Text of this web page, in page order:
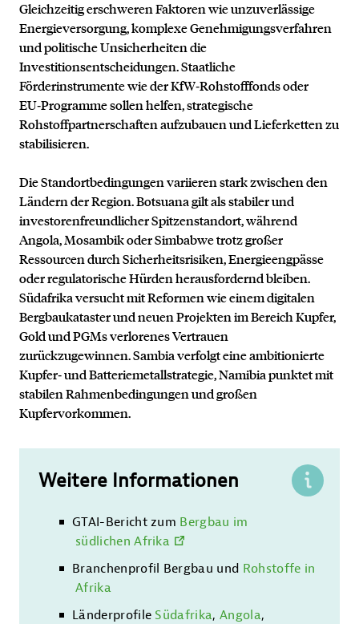
Gleichzeitig erschweren Faktoren wie unzuverlässige
Energieversorgung, komplexe Genehmigungsverfahren
und politische Unsicherheiten die
Investitionsentscheidungen. Staatliche
Förderinstrumente wie der KfW‑Rohstofffonds oder
EU‑Programme sollen helfen, strategische
Rohstoffpartnerschaften aufzubauen und Lieferketten zu
stabilisieren.
Die Standortbedingungen variieren stark zwischen den
Ländern der Region. Botsuana gilt als stabiler und
investorenfreundlicher Spitzenstandort, während
Angola, Mosambik oder Simbabwe trotz großer
Ressourcen durch Sicherheitsrisiken, Energieengpässe
oder regulatorische Hürden herausfordernd bleiben.
Südafrika versucht mit Reformen wie einem digitalen
Bergbaukataster und neuen Projekten im Bereich Kupfer,
Gold und PGMs verlorenes Vertrauen
zurückzugewinnen. Sambia verfolgt eine ambitionierte
Kupfer‑ und Batteriemetallstrategie, Namibia punktet mit
stabilen Rahmenbedingungen und großen
Kupfervorkommen.
Weitere Informationen
GTAI-Bericht zum Bergbau im
südlichen Afrika
Branchenprofil Bergbau und Rohstoffe in
Afrika
Länderprofile Südafrika,Angola,
Kontakt